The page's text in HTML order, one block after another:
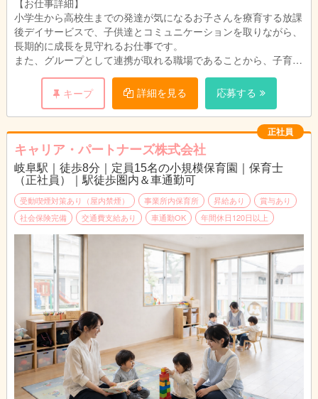
【お仕事詳細】
小学生から高校生までの発達が気になるお子さんを療育する放課
後デイサービスで、子供達とコミュニケーションを取りながら、
長期的に成長を見守れるお仕事です。
また、グループとして連携が取れる職場であることから、子育て
中のスタッフでも働きやすい仕事場です。
キープ
詳細を見る 応募する
正社員
キャリア・パートナーズ株式会社
岐阜駅｜徒歩8分｜定員15名の小規模保育園｜保育士
（正社員）｜駅徒歩圏内＆車通勤可
受動喫煙対策あり（屋内禁煙） 事業所内保育所 昇給あり
賞与あり
社会保険完備
交通費支給あり 車通勤OK 年間休日120日以上